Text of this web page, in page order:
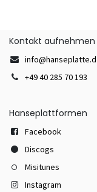
Kontakt aufnehmen
+49 40 285 70 193
Hanseplattformen
Facebook
Discogs
Misitunes
Instagram